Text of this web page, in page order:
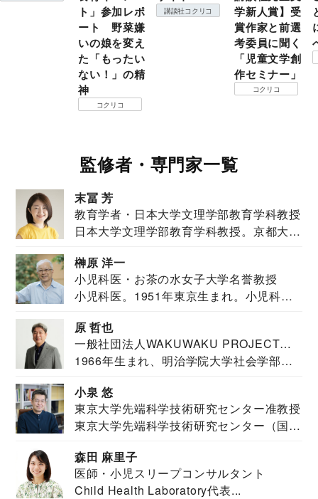
ト」参加レポ
ート 野菜嫌
いの娘を変え
た「もったい
ない！」の精
神
コクリコ
講談社コクリコ
学新人賞】受
賞作家と前選
考委員に聞く
「児童文学創
作セミナー」
コクリコ
監修者・専門家一覧
末冨 芳
教育学者・日本大学文理学部教育学科教授
日本大学文理学部教育学科教授。京都大学
榊原 洋一
小児科医・お茶の水女子大学名誉教授
小児科医。1951年東京生まれ。小児科
原 哲也
一般社団法人WAKUWAKU PROJECT
JAPAN代表・言語聴覚士・社会福祉士
1966年生まれ、明治学院大学社会学部福
小泉 悠
東京大学先端科学技術研究センター准教授
東京大学先端科学技術研究センター（国際
森田 麻里子
医師・小児スリープコンサルタント
Child Health Laboratory代表...